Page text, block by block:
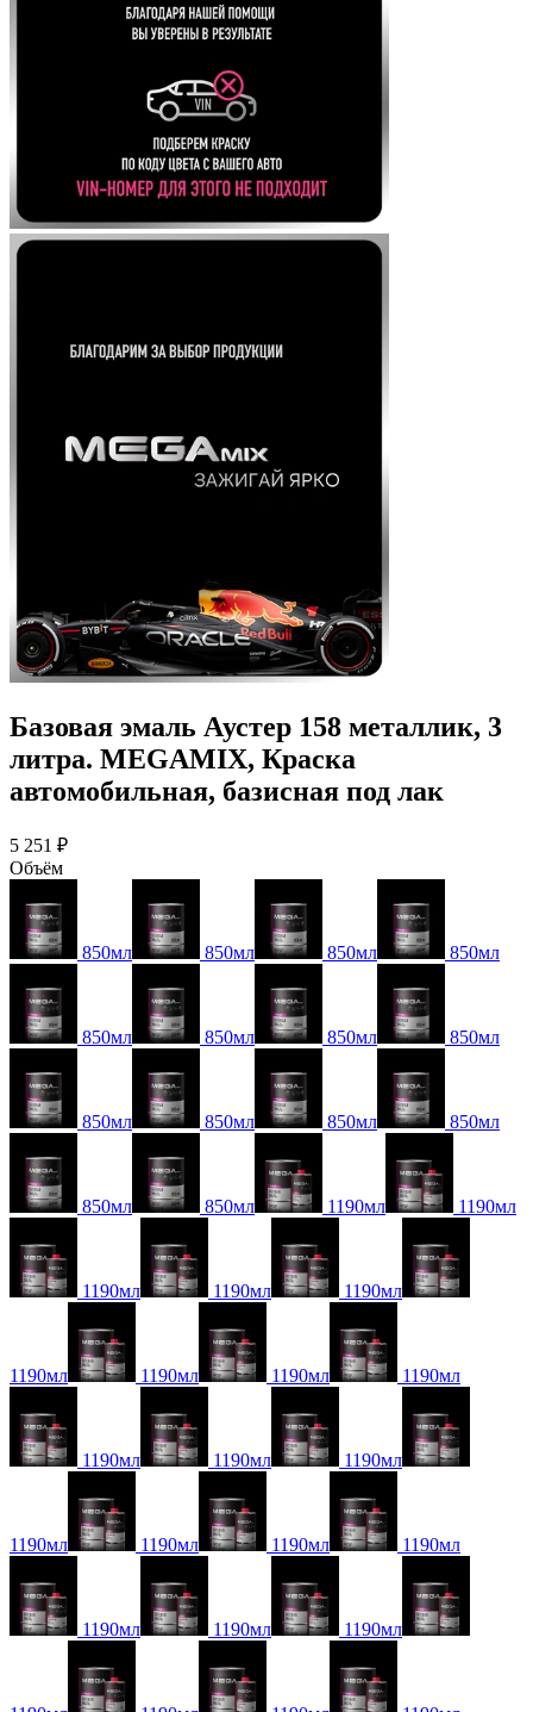
Базовая эмаль Аустер 158 металлик, 3
литра. MEGAMIX, Краска
автомобильная, базисная под лак
5 251 ₽
Объём
850мл 850мл 850мл 850мл
850мл 850мл 850мл 850мл
850мл 850мл 850мл 850мл
850мл 850мл 1190мл 1190мл
1190мл 1190мл 1190мл
1190мл 1190мл 1190мл 1190мл
1190мл 1190мл 1190мл
1190мл 1190мл 1190мл 1190мл
1190мл 1190мл 1190мл